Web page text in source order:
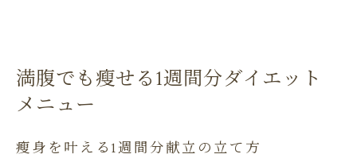
満腹でも瘦せる1週間分ダイエット
メニュー
瘦身を叶える1週間分献立の立て方